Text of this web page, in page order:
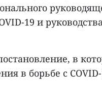
19 и
в
в борьбе с